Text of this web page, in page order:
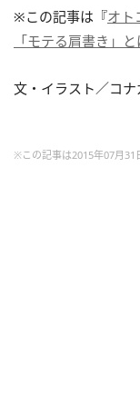
※この記事は『オト
「モテる肩書き」と
文・イラスト／コナ
※この記事は2015年07月31